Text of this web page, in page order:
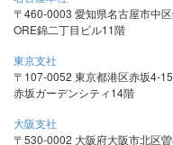
〒460-0003 愛知県名古屋市中
ORE錦二丁目ビル11階
東京支社
〒107-0052 東京都港区赤坂4-
赤坂ガーデンシティ14階
大阪支社
〒530-0002 大阪府大阪市北区